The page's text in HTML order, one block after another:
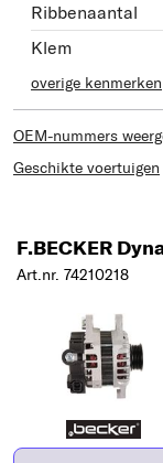
Ribbenaantal
Klem
overige kenmerken
OEM-nummers
Geschikte voertuigen
F.BECKER
Art.nr. 74210218